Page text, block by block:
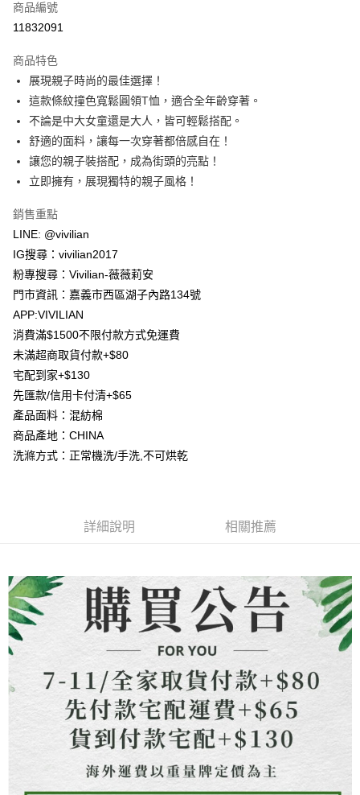
信用卡分期付款
合作金庫商業銀行
華南商業銀行
上海商業儲蓄銀行
台北富邦商業銀行
國泰世華商業銀行
兆豐國際商業銀行
臺灣中小企業銀行
台中商業銀行
匯豐（台灣）商業銀行
華泰商業銀行
聯邦商業銀行
遠東國際商業銀行
元大商業銀行
台新國際商業銀行
台灣樂天信用卡公司
超商取貨付款
LINE Pay
Apple Pay
街口支付
Google Pay
大哥付你分期
相關說明
【大哥付你分期使用說明】
2.付款方式選擇「大哥付你分期」，訂單成立後會自動跳轉到大哥付的交易
流程，驗證手機門號後，選擇欲分期的期數、繳款截止日，確認付款後即完
成交易。
3.實際核准額度、可分期數及費用金額請依後續交易確認頁面所載為準。
4.訂單成立30分鐘內，如未前往確認交易或遇審核未通過，訂單將自動取
消。如遇「轉專審核」未通過狀況，表示未達大哥付你分期系統評分，恕無
【繳款方式說明】
1.分期款項不併入電信帳單，「大哥付你分期」於每月結算日後寄送繳費提
醒簡訊。
2.透過簡訊連結打開帳單後，可選擇「超商條碼／台灣大直營門市／銀行轉
1.本服務係由「台灣大哥大股份有限公司」（以下簡稱本公司）所提供，讓
用戶於交易時，得透過本服務購買商品或服務，並由商店將買賣／分期付款
資料（包含姓名、電話或地址）提供予台灣大哥大進項蒐集、處理及利用，
由本公司與您本人進行分期帳單所需資料之確認、核對及更正。
3.完整用戶服務條款，請詳閱以下連結： https://oppay.tw/userRule
AFTEE先享後付
相關說明
【關於「AFTEE先享後付」】
AFTEE先享後付是「在收到商品之後才付款」的支付方式。 讓您購物簡單
便利好安心！
１．簡單：不需註冊會員、不需綁卡、不需儲值。
２．便利：只要手機號碼，簡訊認證，即可結帳。
３．安心：先確認商品／服務後，再付款。
【「AFTEE先享後付」結帳流程】
１．於結帳方式選擇「AFTEE先享後付」後，將跳轉至「AFTEE先享後付」
※ 請注意：結帳手續完成當下不需立刻繳費，但若您需要取消訂單，請聯絡
是否繳費成功／繳費後需取消欲退款等相關疑問，請聯繫「AFTEE先享後付
客戶支援中心」
https://netprotections.freshdesk.com/support/home
【注意事項】
１．透過由恩沛科技股份有限公司提供之「AFTEE先享後付」服務完成之交
易，需依本服務之必要範圍內提供個人資料，並將交易相關給付款項請求債
權轉讓予恩沛科技股份有限公司。
２．關於個人資料處理事宜，請瀏覽以下網址：
https://aftee.tw/terms/#terms3
３．未成年的使用者請事先徵得法定代理人或監護人之同意方可使用
「AFTEE先享後付」，若未經同意申辦者引起之損失，本公司不負相關責
４．使用「AFTEE先享後付」時，將依據個別帳號之用戶狀況，依本公司即
時審查核予不同之上限額度；若仍有額度不足之情形，本公司將視審查結果
請求用戶進行身份認證。
ATM付款
貨到付款
運送方式
全家取貨付款
每筆NT$80，滿NT$1,500(含以上)免運費
貨到付款
每筆NT$130，滿NT$1,500(含以上)免運費
海外配送 查看運費
商品編號
11832091
商品特色
展現親子時尚的最佳選擇！
這款條紋撞色寬鬆圓領T恤，適合全年齡穿著。
不論是中大女童還是大人，皆可輕鬆搭配。
舒適的面料，讓每一次穿著都倍感自在！
讓您的親子裝搭配，成為街頭的亮點！
立即擁有，展現獨特的親子風格！
銷售重點
LINE: @vivilian
IG搜尋：vivilian2017
粉專搜尋：Vivilian-薇薇莉安
門市資訊：嘉義市西區湖子內路134號
APP:VIVILIAN
消費滿$1500不限付款方式免運費
未滿超商取貨付款+$80
宅配到家+$130
先匯款/信用卡付清+$65
產品面料：混紡棉
商品產地：CHINA
洗滌方式：正常機洗/手洗,不可烘乾
詳細說明 相關推薦